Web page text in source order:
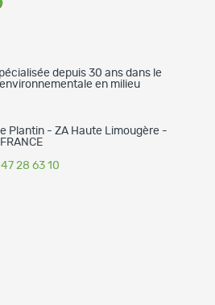
depuis 30 ans dans le
en milieu
Plantin - ZA Haute Limougère -
28 63 10